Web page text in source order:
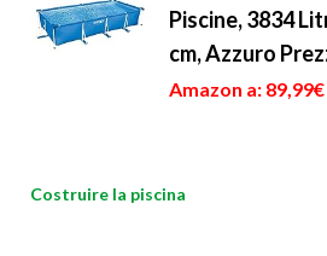
Piscine, 3834
cm, Azzuro
Amazon a: 89,99€
Costruire la piscina